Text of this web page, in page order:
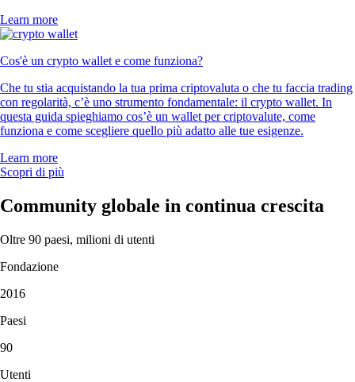
Learn more
Cos'è un crypto wallet e come funziona?
Che tu stia acquistando la tua prima criptovaluta o che tu faccia trading
con regolarità, c’è uno strumento fondamentale: il crypto wallet. In
questa guida spieghiamo cos’è un wallet per criptovalute, come
funziona e come scegliere quello più adatto alle tue esigenze.
Learn more
Scopri di più
Community globale in continua crescita
Oltre 90 paesi, milioni di utenti
Fondazione
2016
Paesi
90
Utenti